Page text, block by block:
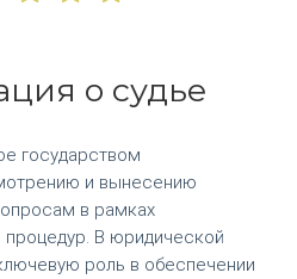
о судье
государством
и вынесению
в рамках
В юридической
роль в обеспечении